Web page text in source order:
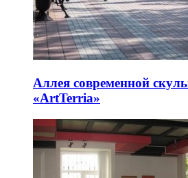
Аллея современной
«ArtTerria»